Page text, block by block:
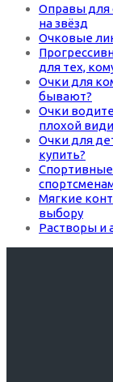
Оправы для
на звёзд
Очковые
для тех,
Очки для
бывают?
Очки
плохой
Очки для
купить?
Мягкие
выбору
Растворы и